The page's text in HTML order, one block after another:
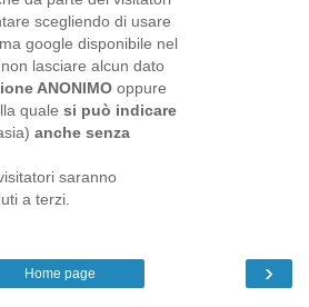
scegliendo di usare
google disponibile nel
lasciare alcun dato
ANONIMO oppure
quale si può indicare
anche senza
saranno
a terzi.
›
Home page